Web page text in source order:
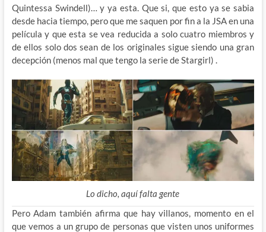
Quintessa Swindell)… y ya esta. Que si, que esto ya se sabia
desde hacia tiempo, pero que me saquen por fin a la JSA en una
película y que esta se vea reducida a solo cuatro miembros y
de ellos solo dos sean de los originales sigue siendo una gran
decepción (menos mal que tengo la serie de Stargirl) .
Lo dicho, aquí falta gente
Pero Adam también afirma que hay villanos, momento en el
que vemos a un grupo de personas que visten unos uniformes